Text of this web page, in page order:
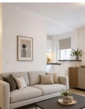
F4 à vendre
€